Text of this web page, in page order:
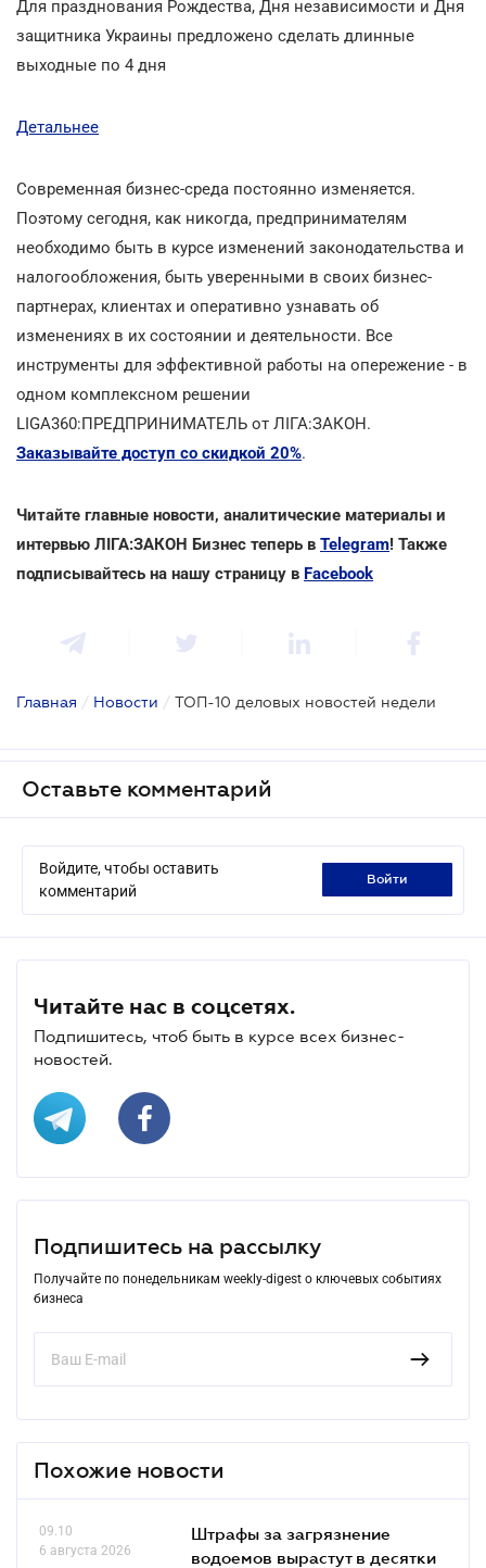
Для празднования Рождества, Дня независимости и Дня
защитника Украины предложено сделать длинные
выходные по 4 дня
Детальнее
Современная бизнес-среда постоянно изменяется.
Поэтому сегодня, как никогда, предпринимателям
необходимо быть в курсе изменений законодательства и
налогообложения, быть уверенными в своих бизнес-
партнерах, клиентах и оперативно узнавать об
изменениях в их состоянии и деятельности. Все
инструменты для эффективной работы на опережение - в
одном комплексном решении
LIGA360:ПРЕДПРИНИМАТЕЛЬ от ЛІГА:ЗАКОН.
Заказывайте доступ со скидкой 20%.
Читайте главные новости, аналитические материалы и
интервью ЛІГА:ЗАКОН Бизнес теперь в Telegram! Также
подписывайтесь на нашу страницу в Facebook
Главная / Новости / ТОП-10 деловых новостей недели
Оставьте комментарий
Войдите, чтобы оставить
комментарий
войти
Читайте нас в соцсетях.
Подпишитесь, чтоб быть в курсе всех бизнес-
новостей.
Подпишитесь на рассылку
Получайте по понедельникам weekly-digest о ключевых событиях
бизнеса
Похожие новости
09.10
6 августа 2026
Штрафы за загрязнение
водоемов вырастут в десятки